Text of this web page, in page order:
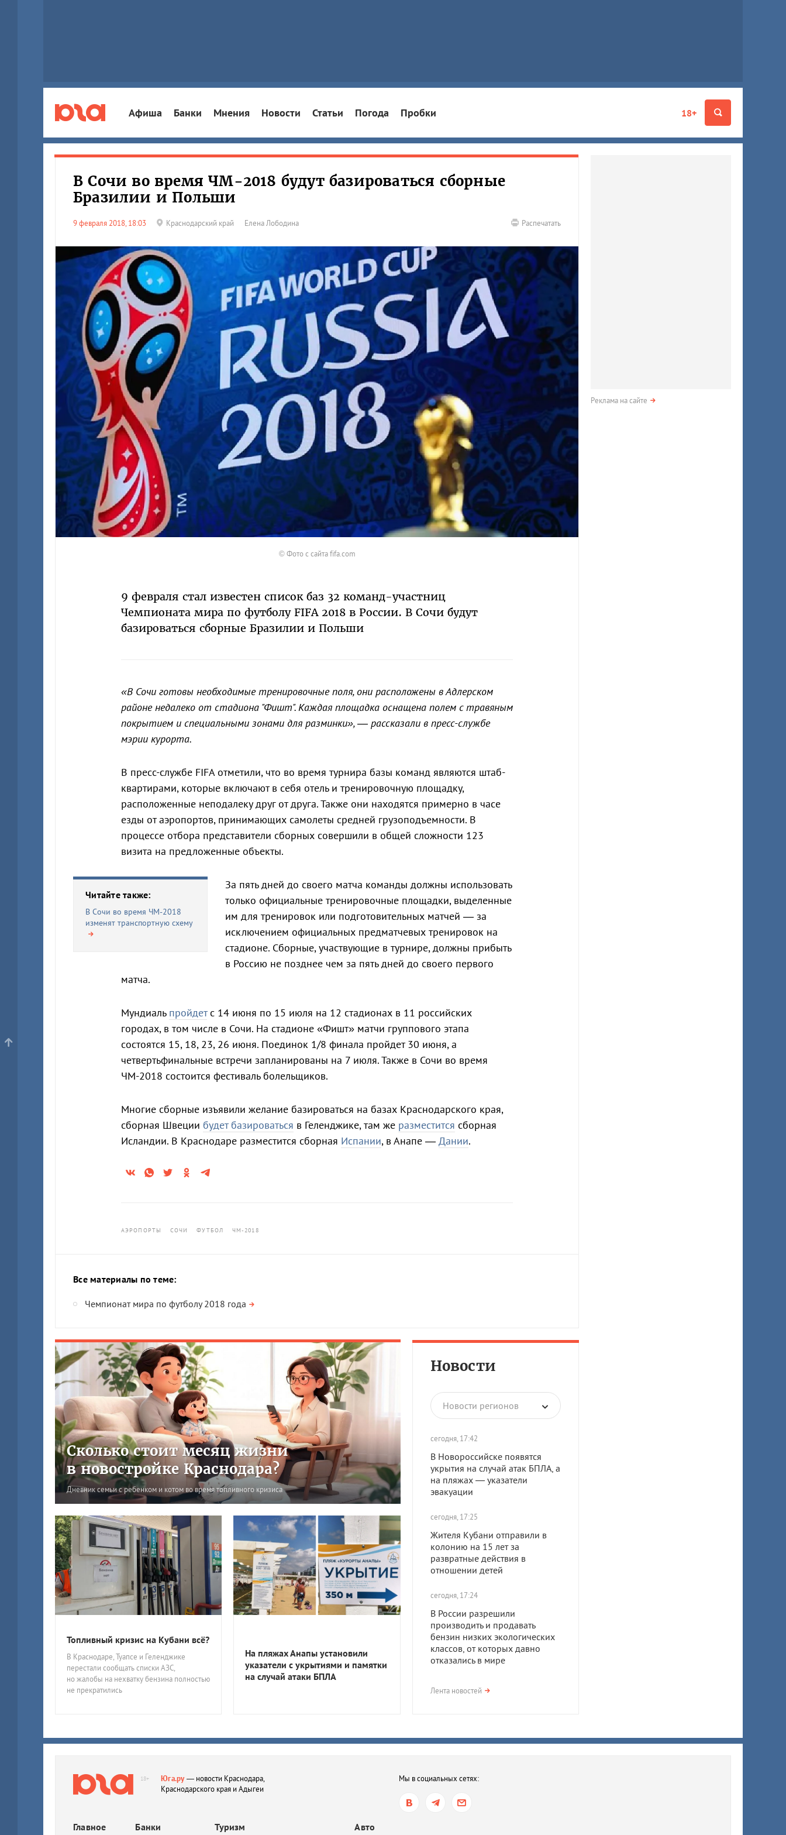
18+
Афиша Банки Мнения Новости Статьи Погода Пробки
В Сочи во время ЧМ-2018 будут базироваться сборные
Бразилии и Польши
9 февраля 2018, 18:03 Краснодарский край Елена Лободина Распечатать
© Фото с сайта fifa.com
9 февраля стал известен список баз 32 команд-участниц
Чемпионата мира по футболу FIFA 2018 в России. В Сочи будут
базироваться сборные Бразилии и Польши
«В Сочи готовы необходимые тренировочные поля, они расположены в Адлерском
районе недалеко от стадиона "Фишт". Каждая площадка оснащена полем с травяным
покрытием и специальными зонами для разминки», — рассказали в пресс-службе
мэрии курорта.
В пресс-службе FIFA отметили, что во время турнира базы команд являются штаб-
квартирами, которые включают в себя отель и тренировочную площадку,
расположенные неподалеку друг от друга. Также они находятся примерно в часе
езды от аэропортов, принимающих самолеты средней грузоподъемности. В
процессе отбора представители сборных совершили в общей сложности 123
визита на предложенные объекты.
Читайте также:
В Сочи во время ЧМ-2018
изменят транспортную схему
За пять дней до своего матча команды должны использовать
только официальные тренировочные площадки, выделенные
им для тренировок или подготовительных матчей — за
исключением официальных предматчевых тренировок на
стадионе. Сборные, участвующие в турнире, должны прибыть
в Россию не позднее чем за пять дней до своего первого
матча.
Мундиаль пройдетс 14 июня по 15 июля на 12 стадионах в 11 российских
городах, в том числе в Сочи. На стадионе «Фишт» матчи группового этапа
состоятся 15, 18, 23, 26 июня. Поединок 1/8 финала пройдет 30 июня, а
четвертьфинальные встречи запланированы на 7 июля. Также в Сочи во время
ЧМ-2018 состоится фестиваль болельщиков.
Многие сборные изъявили желание базироваться на базах Краснодарского края,
сборная Швеции будет базироваться в Геленджике, там же разместится сборная
Исландии. В Краснодаре разместится сборная Испании, в Анапе — Дании.
АЭРОПОРТЫ СОЧИ ФУТБОЛ ЧМ-2018
Все материалы по теме:
Чемпионат мира по футболу 2018 года
Новости
Новости регионов
сегодня, 17:42
В Новороссийске появятся
укрытия на случай атак БПЛА, а
на пляжах — указатели
эвакуации
сегодня, 17:25
Жителя Кубани отправили в
колонию на 15 лет за
развратные действия в
отношении детей
сегодня, 17:24
В России разрешили
производить и продавать
бензин низких экологических
классов, от которых давно
отказались в мире
сегодня, 17:23
после семейной ссоры
В Ростове-на-Дону хотят
электросамокатов
Лента новостей
Сколько стоит месяц жизни
в новостройке Краснодара?
Дневник семьи с ребенком и котом во время топливного кризиса
Топливный кризис на Кубани всё?
В Краснодаре, Туапсе и Геленджике
перестали сообщать списки АЗС,
но жалобы на нехватку бензина полностью
не прекратились
На пляжах Анапы установили
указатели с укрытиями и памятки
на случай атаки БПЛА
Реклама на сайте
18+ Юга.ру— новости Краснодара,
Краснодарского края и Адыгеи
Мы в социальных сетях:
Главное Банки Туризм Авто